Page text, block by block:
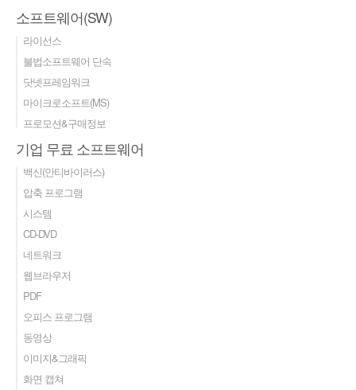
소프트웨어(SW)
라이선스
불법소프트웨어 단속
닷넷프레임워크
마이크로소프트(MS)
프로모션&구매정보
기업 무료 소프트웨어
백신(안티바이러스)
압축 프로그램
시스템
CD-DVD
네트워크
웹브라우저
PDF
오피스 프로그램
동영상
이미지&그래픽
화면 캡쳐